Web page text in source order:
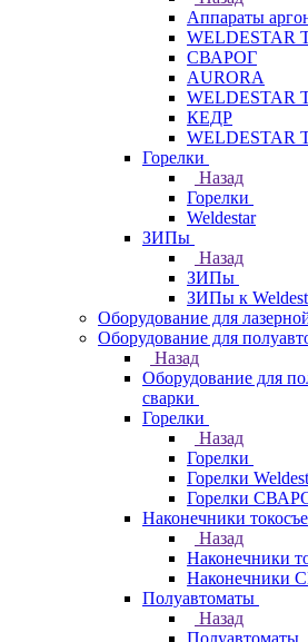
Аппараты
WELDESTAR
СВАРОГ
AURORA
WELDESTAR
КЕДР
WELDESTAR
Горелки
Назад
Горелки
Weldestar
ЗИПы
Назад
ЗИПы
ЗИПы к
Оборудование для
Оборудование для
Назад
Оборудование для
сварки
Горелки
Назад
Горелки
Горелки
Горелки
Наконечники
Назад
Наконечники
Наконечники
Полуавтоматы
Назад
Полуавтоматы